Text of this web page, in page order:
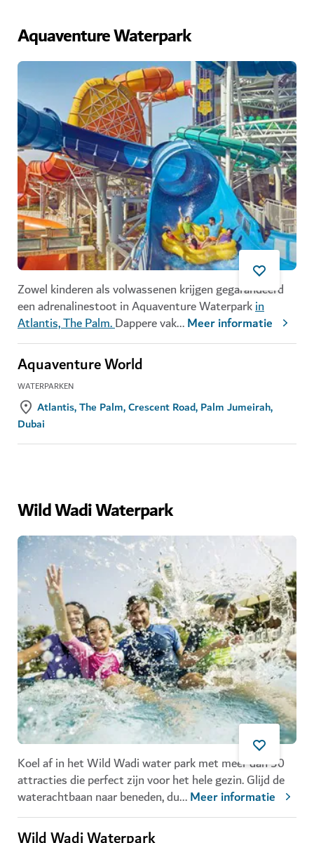
Aquaventure Waterpark
Zowel kinderen als volwassenen krijgen gegarandeerd
een adrenalinestoot in Aquaventure Waterparkin
Atlantis, The Palm.Dappere vak...Meer informatie
Aquaventure World
WATERPARKEN
Atlantis, The Palm, Crescent Road, Palm Jumeirah,
Dubai
Wild Wadi Waterpark
Koel af in het Wild Wadi water park met meer dan 30
attracties die perfect zijn voor het hele gezin. Glijd de
waterachtbaan naar beneden, du...Meer informatie